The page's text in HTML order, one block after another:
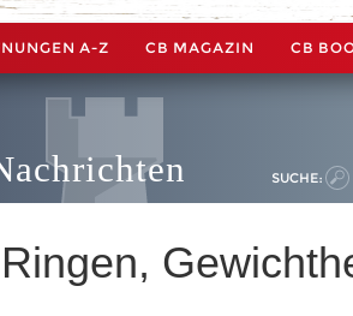
A-Z CB MAGAZIN CB
SUCHE: